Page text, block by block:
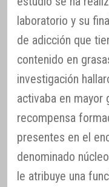
laboratorio y su
de adicción que
contenido en
investigación
activaba en mayor
recompensa
presentes en el
denominado
le atribuye una